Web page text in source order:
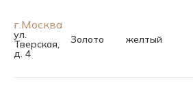
г.Москва
ул.
Тверская,
д. 4
Золото желтый